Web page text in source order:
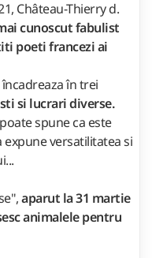
Château-Thierry d.
cunoscut fabulist
poeti francezi ai
în trei
si lucrari diverse.
spune ca este
expune versatilitatea si
aparut la 31 martie
animalele pentru